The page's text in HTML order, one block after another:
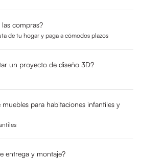
compras?
de tu hogar y paga a cómodos plazos
un proyecto de diseño 3D?
para habitaciones infantiles y
entrega y montaje?